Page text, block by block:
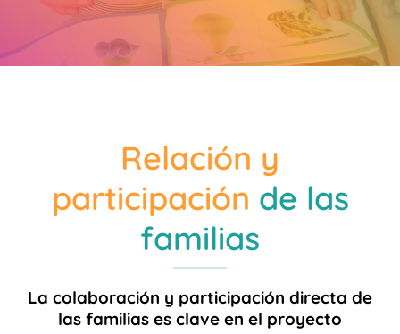
Relación y
participación de las
familias
La colaboración y participación directa de
las familias es clave en el proyecto